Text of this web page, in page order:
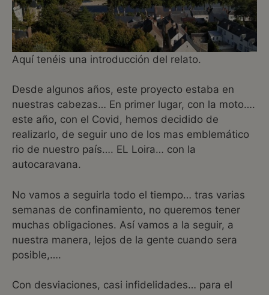
Aquí tenéis una introducción del relato.
Desde algunos años, este proyecto estaba en
nuestras cabezas… En primer lugar, con la moto….
este año, con el Covid, hemos decidido de
realizarlo, de seguir uno de los mas emblemático
rio de nuestro país…. EL Loira… con la
autocaravana.
No vamos a seguirla todo el tiempo… tras varias
semanas de confinamiento, no queremos tener
muchas obligaciones. Así vamos a la seguir, a
nuestra manera, lejos de la gente cuando sera
posible,….
Con desviaciones, casi infidelidades… para el